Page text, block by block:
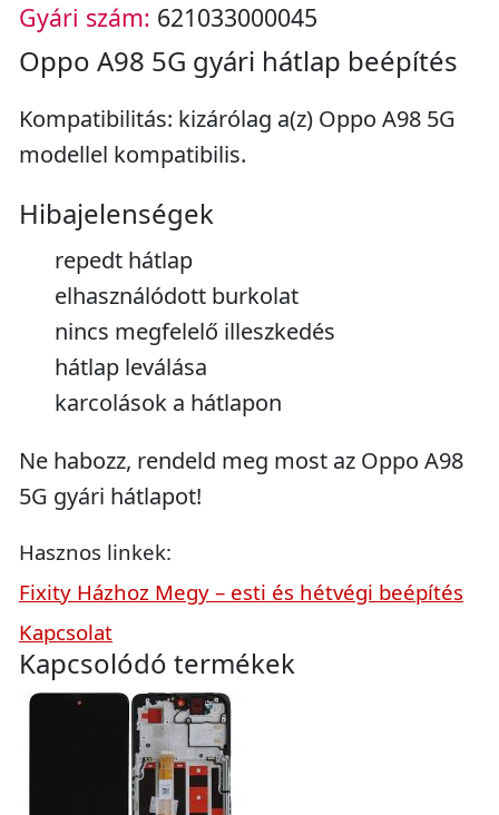
Gyári szám: 621033000045
Oppo A98 5G gyári hátlap beépítés
Kompatibilitás: kizárólag a(z) Oppo A98 5G
modellel kompatibilis.
Hibajelenségek
repedt hátlap
elhasználódott burkolat
nincs megfelelő illeszkedés
hátlap leválása
karcolások a hátlapon
Ne habozz, rendeld meg most az Oppo A98
5G gyári hátlapot!
Hasznos linkek:
Fixity Házhoz Megy – esti és hétvégi beépítés
Kapcsolat
Kapcsolódó termékek